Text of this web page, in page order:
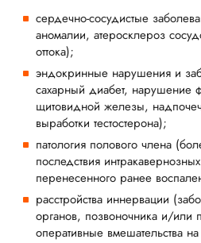
сердечно-сосудистые
аномалии, атеросклероз
оттока);
эндокринные нарушения и
сахарный диабет, нарушение
щитовидной железы,
выработки тестостерона);
патология полового члена
последствия
перенесенного ранее
расстройства иннервации
органов, позвоночника и/или
оперативные вмешательства